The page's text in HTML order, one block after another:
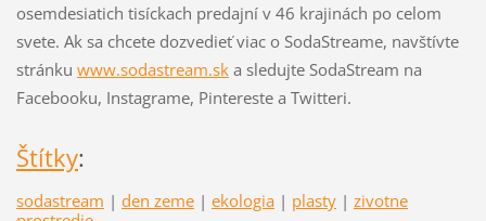
osemdesiatich tisíckach predajní v 46 krajinách po celom
svete. Ak sa chcete dozvedieť viac o SodaStreame, navštívte
stránku www.sodastream.ska sledujte SodaStream na
Facebooku, Instagrame, Pintereste a Twitteri.
Štítky:
sodastream | den zeme | ekologia | plasty | zivotne